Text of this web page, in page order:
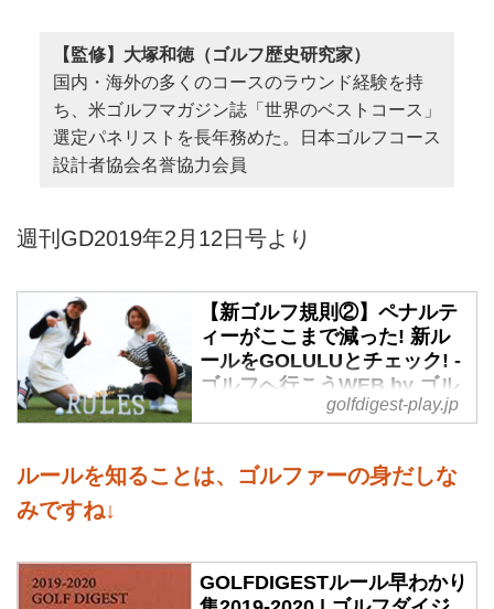
【監修】大塚和徳（ゴルフ歴史研究家）
国内・海外の多くのコースのラウンド経験を持
ち、米ゴルフマガジン誌「世界のベストコース」
選定パネリストを長年務めた。日本ゴルフコース
設計者協会名誉協力会員
週刊GD2019年2月12日号より
【新ゴルフ規則②】ペナルテ
ィーがここまで減った! 新ル
ールをGOLULUとチェック! -
ゴルフへ行こうWEB by ゴル
フダイジェスト
ルールがスタート。コースエリア
回は知っておきたい「不要な罰の
削除」と「バンカーとペナルティ
golfdigest-play.jp
ルールを知ることは、ゴルファーの身だしな
みですね↓
GOLFDIGESTルール早わかり